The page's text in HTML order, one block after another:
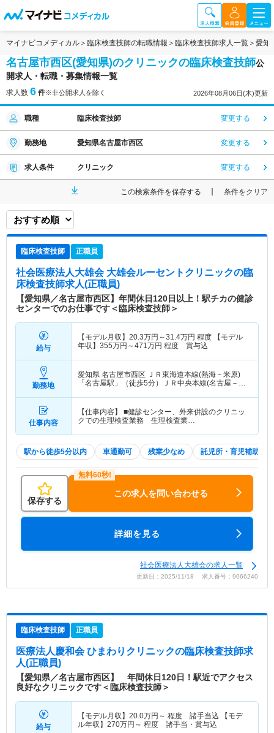
マイナビコメディカル 臨床検査技師の転職情報 臨床検査技師求人一覧 愛知
名古屋市西区(愛知県)のクリニックの臨床検査技師公
開求人・転職・募集情報一覧
求人数 6 件※非公開求人を除く 2026年08月06日(木)更新
職種 臨床検査技師 変更する
勤務地 愛知県名古屋市西区 変更する
求人条件 クリニック 変更する
この検索条件を保存する 条件をクリア
臨床検査技師 正職員
社会医療法人大雄会 大雄会ルーセントクリニックの臨
床検査技師求人(正職員)
【愛知県／名古屋市西区】年間休日120日以上！駅チカの健診
センターでのお仕事です＜臨床検査技師＞
給与
【モデル月収】 20.3万円～31.4万円 程度 【モデル
年収】 355万円～471万円 程度 賞与込
勤務地
愛知県 名古屋市西区 ＪＲ東海道本線(熱海－米原)
「名古屋駅」（徒歩5分）ＪＲ中央本線(名古屋－塩
仕事内容
【仕事内容】 ■健診センター、外来併設のクリニッ
クでの生理検査業務 生理検査業…
駅から徒歩5分以内 車通勤可 残業少なめ 託児所・育児補助
保存する
この求人を問い合わせる
詳細を見る
社会医療法人大雄会の求人一覧
更新日：2025/11/18 求人番号：9066240
臨床検査技師 正職員
医療法人慶和会 ひまわりクリニックの臨床検査技師求
人(正職員)
【愛知県／名古屋市西区】 年間休日120日！駅近でアクセス
良好なクリニックです＜臨床検査技師＞
給与
【モデル月収】 20.0万円～ 程度 諸手当込 【モデ
ル年収】 270万円～ 程度 諸手当・賞与込